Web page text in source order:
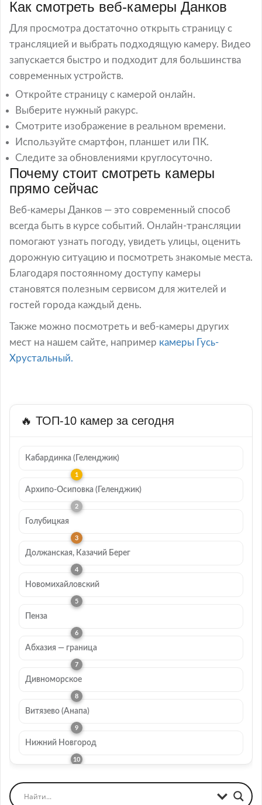
Как смотреть веб-камеры Данков
Для просмотра достаточно открыть страницу с
трансляцией и выбрать подходящую камеру. Видео
запускается быстро и подходит для большинства
современных устройств.
Откройте страницу с камерой онлайн.
Выберите нужный ракурс.
Смотрите изображение в реальном времени.
Используйте смартфон, планшет или ПК.
Следите за обновлениями круглосуточно.
Почему стоит смотреть камеры
прямо сейчас
Веб-камеры Данков — это современный способ
всегда быть в курсе событий. Онлайн-трансляции
помогают узнать погоду, увидеть улицы, оценить
дорожную ситуацию и посмотреть знакомые места.
Благодаря постоянному доступу камеры
становятся полезным сервисом для жителей и
гостей города каждый день.
Также можно посмотреть и веб-камеры других
мест на нашем сайте, например камеры Гусь-
Хрустальный.
🔥 ТОП-10 камер за сегодня
Кабардинка (Геленджик)
Архипо-Осиповка (Геленджик)
Голубицкая
Должанская, Казачий Берег
Новомихайловский
Пенза
Абхазия — граница
Дивноморское
Витязево (Анапа)
Нижний Новгород